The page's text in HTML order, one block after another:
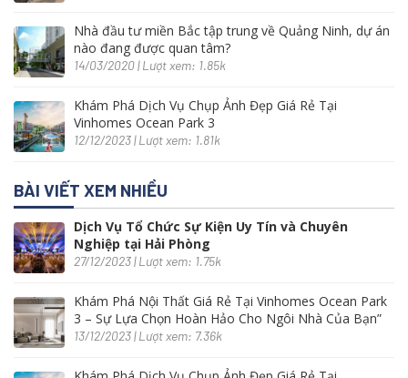
Nhà đầu tư miền Bắc tập trung về Quảng Ninh, dự án
nào đang được quan tâm?
14/03/2020 | Lượt xem: 1.85k
Khám Phá Dịch Vụ Chụp Ảnh Đẹp Giá Rẻ Tại
Vinhomes Ocean Park 3
12/12/2023 | Lượt xem: 1.81k
BÀI VIẾT XEM NHIỀU
Dịch Vụ Tổ Chức Sự Kiện Uy Tín và Chuyên
Nghiệp tại Hải Phòng
27/12/2023 | Lượt xem: 1.75k
Khám Phá Nội Thất Giá Rẻ Tại Vinhomes Ocean Park
3 – Sự Lựa Chọn Hoàn Hảo Cho Ngôi Nhà Của Bạn”
13/12/2023 | Lượt xem: 7.36k